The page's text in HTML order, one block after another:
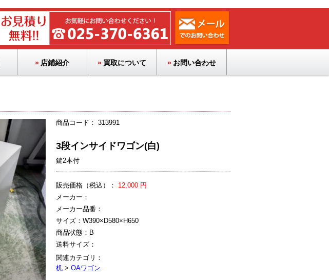
店鋪紹介 買取について お問い合わせ
商品コード： 313991
3段インサイドワゴン(白)
鍵2本付
販売価格（税込）： 12,000 円
メーカー：
メーカー品番：
サイズ：W390×D580×H650
商品状態：B
送料サイズ：
関連カテゴリ：
机 > OAワゴン